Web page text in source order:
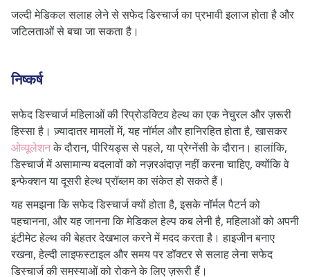
जल्दी मेडिकल सलाह लेने से सफेद डिस्चार्ज का प्रभावी इलाज होता है और
जटिलताओं से बचा जा सकता है।
निष्कर्ष
सफेद डिस्चार्ज महिलाओं की रिप्रोडक्टिव हेल्थ का एक नेचुरल और ज़रूरी
हिस्सा है। ज़्यादातर मामलों में, यह नॉर्मल और हानिरहित होता है, खासकर
ओव्यूलेशनके दौरान, पीरियड्स से पहले, या प्रेग्नेंसी के दौरान। हालांकि,
डिस्चार्ज में असामान्य बदलावों को नज़रअंदाज़ नहीं करना चाहिए, क्योंकि वे
इन्फेक्शन या दूसरी हेल्थ प्रॉब्लम का संकेत हो सकते हैं।
यह समझना कि सफेद डिस्चार्ज क्यों होता है, इसके नॉर्मल पैटर्न को
पहचानना, और यह जानना कि मेडिकल हेल्प कब लेनी है, महिलाओं को अपनी
इंटीमेट हेल्थ की बेहतर देखभाल करने में मदद करता है। हाइजीन बनाए
रखना, हेल्दी लाइफस्टाइल और समय पर डॉक्टर से सलाह लेना सफेद
डिस्चार्ज की समस्याओं को रोकने के लिए ज़रूरी हैं।